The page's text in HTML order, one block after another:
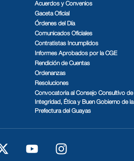
Acuerdos y Convenios
Gaceta Oficial
Órdenes del Día
Comunicados Oficiales
Contratistas Incumplidos
Informes Aprobados por la CGE
Rendición de Cuentas
Ordenanzas
Resoluciones
Convocatoria al Consejo Consultivo de
Integridad, Ética y Buen Gobierno de la
Prefectura del Guayas